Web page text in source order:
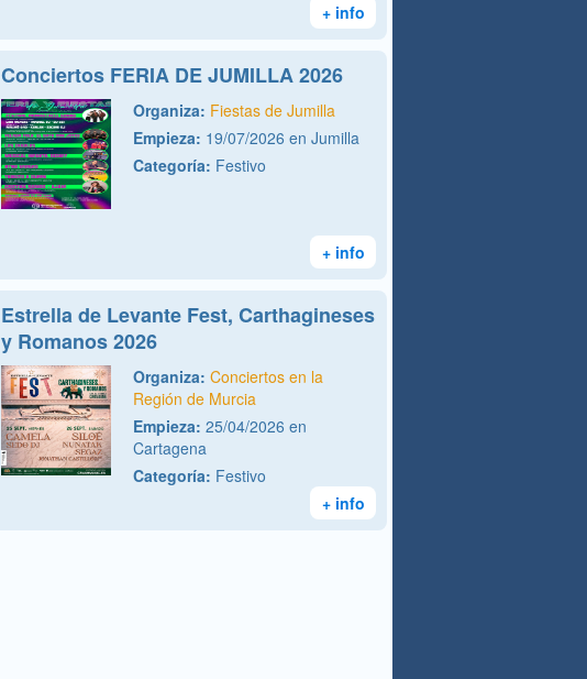
+ info
Conciertos FERIA DE JUMILLA 2026
Organiza: Fiestas de Jumilla
Empieza: 19/07/2026 en Jumilla
Categoría: Festivo
+ info
Estrella de Levante Fest, Carthagineses
y Romanos 2026
Organiza: Conciertos en la
Región de Murcia
Empieza: 25/04/2026 en
Cartagena
Categoría: Festivo
+ info